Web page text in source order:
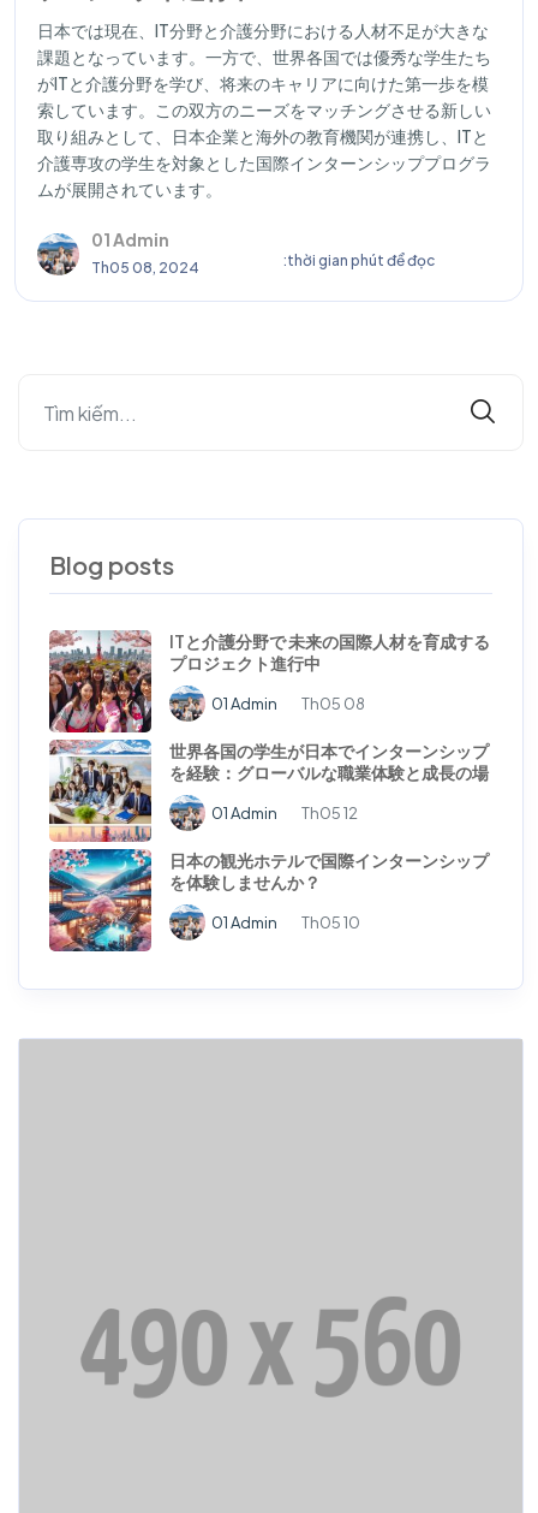
日本では現在、IT分野と介護分野における人材不足が大きな
課題となっています。一方で、世界各国では優秀な学生たち
がITと介護分野を学び、将来のキャリアに向けた第一歩を模
索しています。この双方のニーズをマッチングさせる新しい
取り組みとして、日本企業と海外の教育機関が連携し、ITと
介護専攻の学生を対象とした国際インターンシッププログラ
ムが展開されています。
01 Admin
Th05 08, 2024 :thời gian phút để đọc
Blog posts
ITと介護分野で 未来の国際人材を育成する
プロジェクト進行中
01 Admin Th05 08
世界各国の学生が日本でインターンシップ
を経験：グローバルな職業体験と成長の場
01 Admin Th05 12
日本の観光ホテルで国際インターンシップ
を体験しませんか？
01 Admin Th05 10